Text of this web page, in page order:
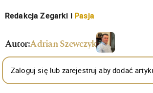
Redakcja Zegarki i Pasja
Autor:Adrian Szewczyk
Zaloguj się lub zarejestruj aby dodać